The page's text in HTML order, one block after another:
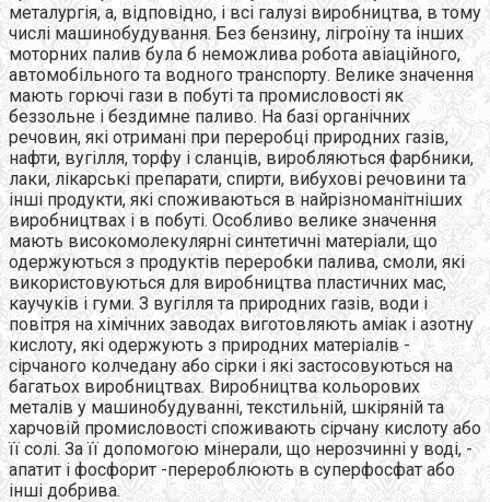
металургія, а, відповідно, і всі галузі виробництва, в тому
числі машинобудування. Без бензину, лігроїну та інших
моторних палив була б неможлива робота авіаційного,
автомобільного та водного транспорту. Велике значення
мають горючі гази в побуті та промисловості як
беззольне і бездимне паливо. На базі органічних
речовин, які отримані при переробці природних газів,
нафти, вугілля, торфу і сланців, виробляються фарбники,
лаки, лікарські препарати, спирти, вибухові речовини та
інші продукти, які споживаються в найрізноманітніших
виробництвах і в побуті. Особливо велике значення
мають високомолекулярні синтетичні матеріали, що
одержуються з продуктів переробки палива, смоли, які
використовуються для виробництва пластичних мас,
каучуків і гуми. З вугілля та природних газів, води і
повітря на хімічних заводах виготовляють аміак і азотну
кислоту, які одержують з природних матеріалів -
сірчаного колчедану або сірки і які застосовуються на
багатьох виробництвах. Виробництва кольорових
металів у машинобудуванні, текстильній, шкіряній та
харчовій промисловості споживають сірчану кислоту або
її солі. За її допомогою мінерали, що нерозчинні у воді, -
апатит і фосфорит -перероблюють в суперфосфат або
інші добрива.